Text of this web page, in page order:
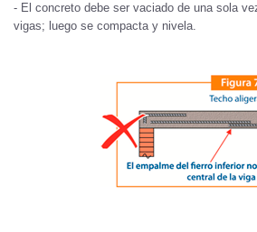
- El concreto debe ser vaciado de una sola
vigas; luego se compacta y nivela.